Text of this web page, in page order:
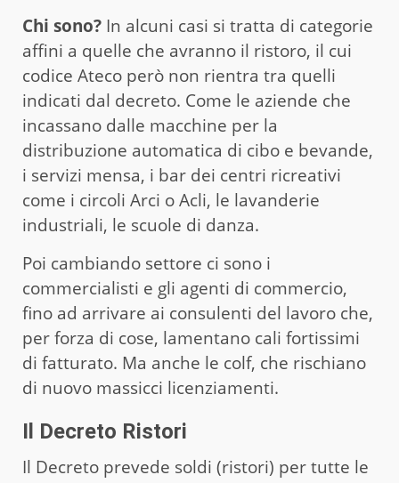
Chi sono? In alcuni casi si tratta di categorie
affini a quelle che avranno il ristoro, il cui
codice Ateco però non rientra tra quelli
indicati dal decreto. Come le aziende che
incassano dalle macchine per la
distribuzione automatica di cibo e bevande,
i servizi mensa, i bar dei centri ricreativi
come i circoli Arci o Acli, le lavanderie
industriali, le scuole di danza.
Poi cambiando settore ci sono i
commercialisti e gli agenti di commercio,
fino ad arrivare ai consulenti del lavoro che,
per forza di cose, lamentano cali fortissimi
di fatturato. Ma anche le colf, che rischiano
di nuovo massicci licenziamenti.
Il Decreto Ristori
Il Decreto prevede soldi (ristori) per tutte le